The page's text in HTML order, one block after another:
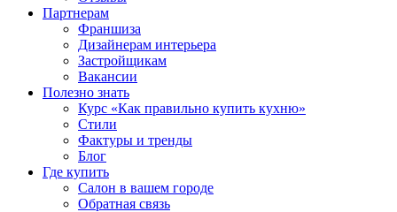
Партнерам
Франшиза
Дизайнерам интерьера
Застройщикам
Вакансии
Полезно знать
Курс «Как правильно купить кухню»
Cтили
Фактуры и тренды
Блог
Где купить
Салон в вашем городе
Обратная связь